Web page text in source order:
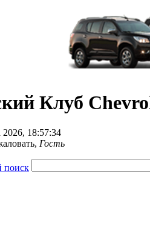
Клуб
2026, 18:57:34
Гость